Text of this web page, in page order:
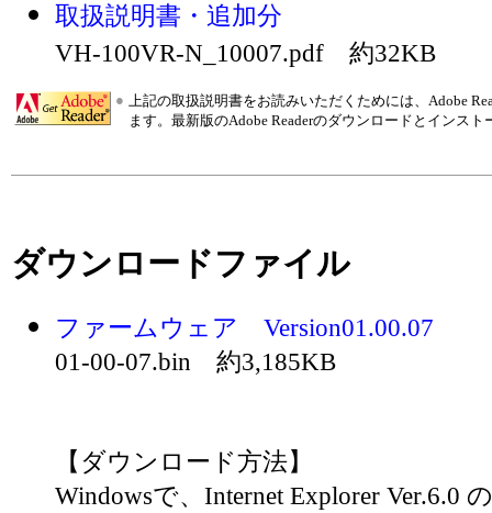
取扱説明書・追加分
VH-100VR-N_10007.pdf 約32KB
● 上記の取扱説明書をお読みいただくためには、Adobe
ます。最新版のAdobe Readerのダウンロードとインスト
ダウンロードファイル
ファームウェア Version01.00.07
01-00-07.bin 約3,185KB
【ダウンロード方法】
Windowsで、Internet Explorer Ver.6.0